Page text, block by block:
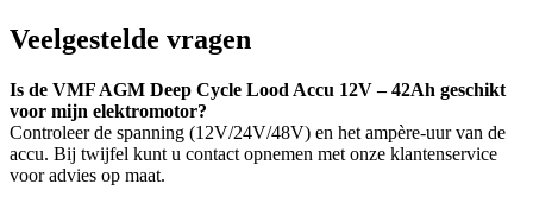
Veelgestelde vragen
Is de VMF AGM Deep Cycle Lood Accu 12V – 42Ah geschikt
voor mijn elektromotor?
Controleer de spanning (12V/24V/48V) en het ampère-uur van de
accu. Bij twijfel kunt u contact opnemen met onze klantenservice
voor advies op maat.